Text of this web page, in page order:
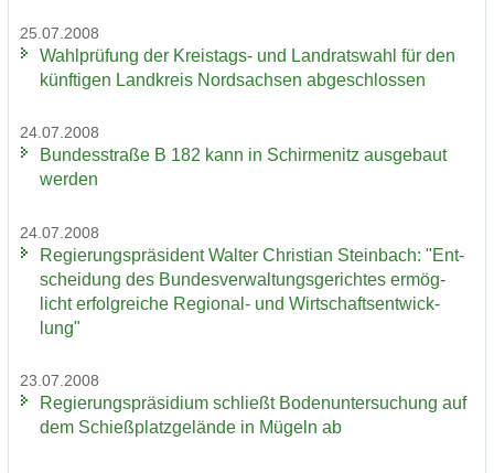
25.07.2008
Wahl­prü­fung der Kreistags-​ und Land­rats­wahl für den
künf­ti­gen Land­kreis Nord­sach­sen ab­ge­schlos­sen
24.07.2008
Bun­des­stra­ße B 182 kann in Schir­menitz aus­ge­baut
wer­den
24.07.2008
Re­gie­rungs­prä­si­dent Wal­ter Chris­ti­an Stein­bach: "Ent­
schei­dung des Bun­des­ver­wal­tungs­ge­rich­tes er­mög­
licht er­folg­rei­che Regional-​ und Wirt­schafts­ent­wick­
lung"
23.07.2008
Re­gie­rungs­prä­si­di­um schließt Bo­den­un­ter­su­chung auf
dem Schieß­platz­ge­län­de in Mü­geln ab